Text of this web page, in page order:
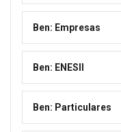
Ben: Empresas
Ben: ENESII
Ben: Particulares